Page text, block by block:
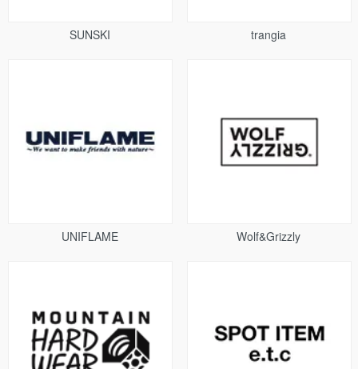
SUNSKI trangia
UNIFLAME Wolf&Grizzly